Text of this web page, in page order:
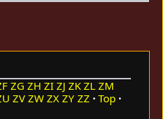
ZG ZH ZI ZJ ZK ZL ZM
ZV ZW ZX ZY ZZ
Top